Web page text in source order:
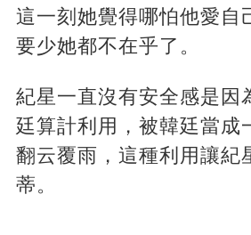
這一刻她覺得哪怕他愛自
要少她都不在乎了。
紀星一直沒有安全感是因
廷算計利用，被韓廷當成
翻云覆雨，這種利用讓紀
蒂。